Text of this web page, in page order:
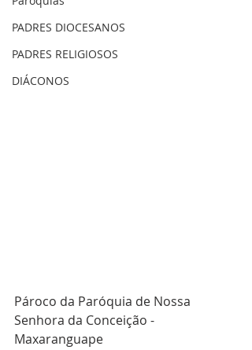
PADRES DIOCESANOS
PADRES RELIGIOSOS
DIÁCONOS
Pároco da Paróquia de Nossa
Senhora da Conceição -
Maxaranguape